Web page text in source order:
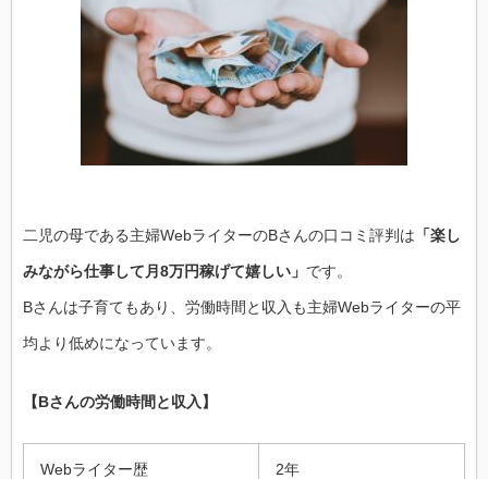
二児の母である主婦WebライターのBさんの口コミ評判は 「楽し
みながら仕事して月8万円稼げて嬉しい」 です。
Bさんは子育てもあり、労働時間と収入も主婦Webライターの平
均より低めになっています。
【Bさんの労働時間と収入】
Webライター歴 2年